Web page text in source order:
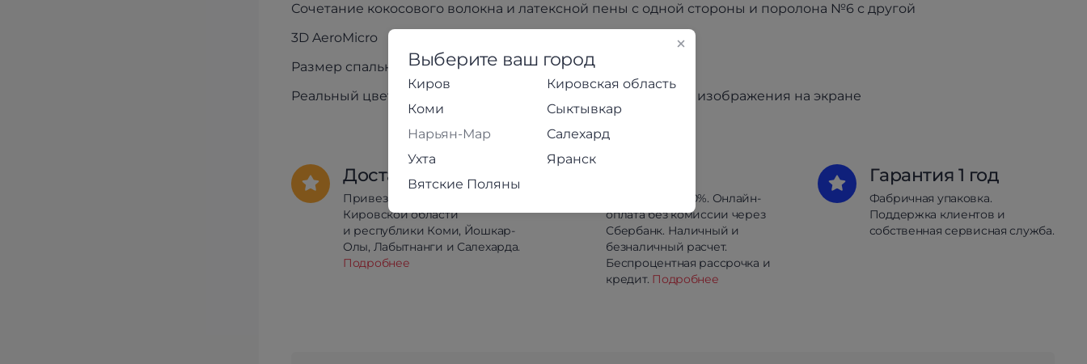
Сочетание кокосового волокна и латексной пены с одной стороны и поролона №6 с другой
3D AeroMicro
Размер спального места: 900х1900 мм
Реальный цвет товара может незначительно отличаться от изображения на экране
Доставка
Привезём в любой район
Кировской области
и республики Коми, Йошкар-
Олы, Лабытнанги и Салехарда.
Подробнее
Предоплата 100%. Онлайн-
оплата без комиссии через
Сбербанк. Наличный и
безналичный расчет.
Беспроцентная рассрочка и
кредит. Подробнее
Гарантия 1 год
Фабричная упаковка.
Поддержка клиентов и
собственная сервисная служба.
Выберите ваш город
Киров
Кировская область
Коми
Сыктывкар
Нарьян-Мар
Салехард
Ухта
Яранск
Вятские Поляны